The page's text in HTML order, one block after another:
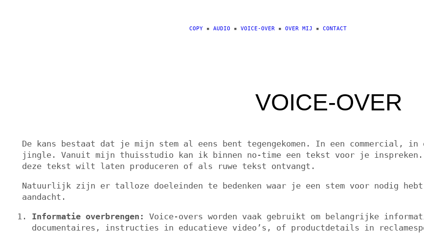
COPY ▪️ AUDIO ▪️ VOICE-OVER ▪️ OVER MIJ ▪️ CONTACT
VOICE-OVER
De kans bestaat dat je mijn stem al eens bent tegengekomen. In een commercial,
jingle. Vanuit mijn thuisstudio kan ik binnen no-time een tekst voor je
deze tekst wilt laten produceren of als ruwe tekst ontvangt.
Natuurlijk zijn er talloze doeleinden te bedenken waar je een stem voor nodig
aandacht.
Informatie overbrengen:
Voice-overs worden vaak gebruikt om belangrijke
documentaires, instructies in educatieve video’s, of productdetails in